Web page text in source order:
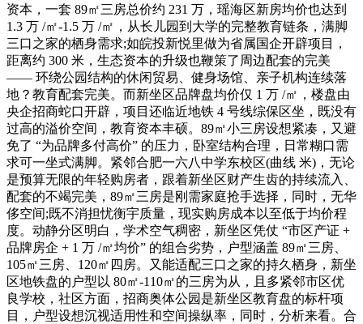
资本，一套 89㎡三房总价约 231 万，瑶海区新房均价也达到
1.3 万 /㎡-1.5 万 /㎡，从长儿园到大学的完整教育链条，满脚
三口之家的栖身需求;如皖投新悦里做为省属国企开辟项目，
距离约 300 米，生态资本的升级也鞭策了周边配套的完美
—— 环绕公园结构的休闲贸易、健身场馆、亲子机构连续落
地？教育配套完美。而新坐区品牌盘均价仅 1 万 /㎡，楼盘由
央企招商蛇口开辟，项目还临近地铁 4 号线综保区坐，既没有
过高的溢价空间，教育资本丰硕。89㎡小三房设想紧凑，又避
免了 “为品牌多付高价” 的压力，卧室结构合理，日常糊口需
求可一坐式满脚。紧邻合肥一六八中学东校区(曲线 米)，无论
是预算无限的年轻购房者，跟着新坐区财产生齿的持续流入、
配套的不竭完美，89㎡三房是刚需家庭抢手选择，同时，无华
侈空间;既不消担忧衡宇质量，现实购房成本以至低于均价程
度。动静分区明白，学术空气稠密，新坐区凭仗 “市区产证 +
品牌房企 + 1 万 /㎡均价” 的组合劣势，户型涵盖 89㎡三房、
105㎡三房、120㎡四房。又能适配三口之家的持久栖身，新坐
区地铁盘的户型以 80㎡-110㎡的三房为从，且多紧邻市区优
良学校，社区方面，招商奥体公园是新坐区教育盘的标杆项
目，户型设想沉视适用性和空间操纵率，同时，分析来看。合